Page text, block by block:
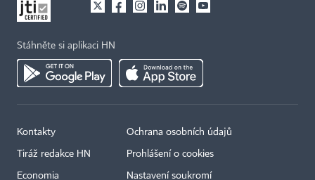
Stáhněte si aplikaci HN
Kontakty
Tiráž redakce HN
Economia
Ochrana osobních údajů
Prohlášení o cookies
Nastavení soukromí